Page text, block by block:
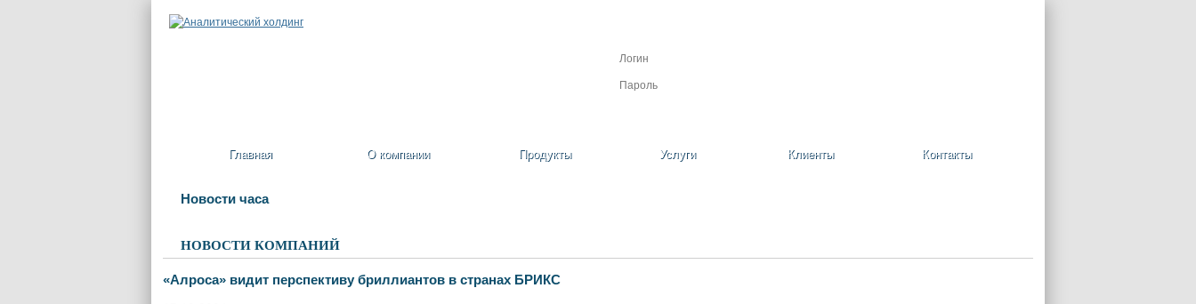
Главная О компании Продукты Услуги Клиенты Контакты
Новости часа
НОВОСТИ КОМПАНИЙ
«Алроса» видит перспективу бриллиантов в странах БРИКС